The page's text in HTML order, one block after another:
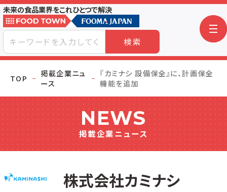
未来の食品業界をこれひとつで解決
検索
TOP
掲載企業ニュ
ース
『カミナシ 設備保全』に、計画保全
機能を追加
NEWS
掲載企業ニュース
株式会社カミナシ